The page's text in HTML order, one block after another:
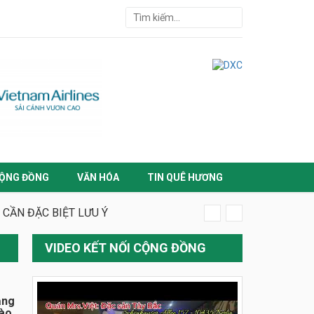
ĐỒNG VĂN HÓA TIN QUÊ HƯƠNG
ĐẶC BIỆT LƯU Ý
VIDEO KẾT NỐI CỘNG ĐỒNG